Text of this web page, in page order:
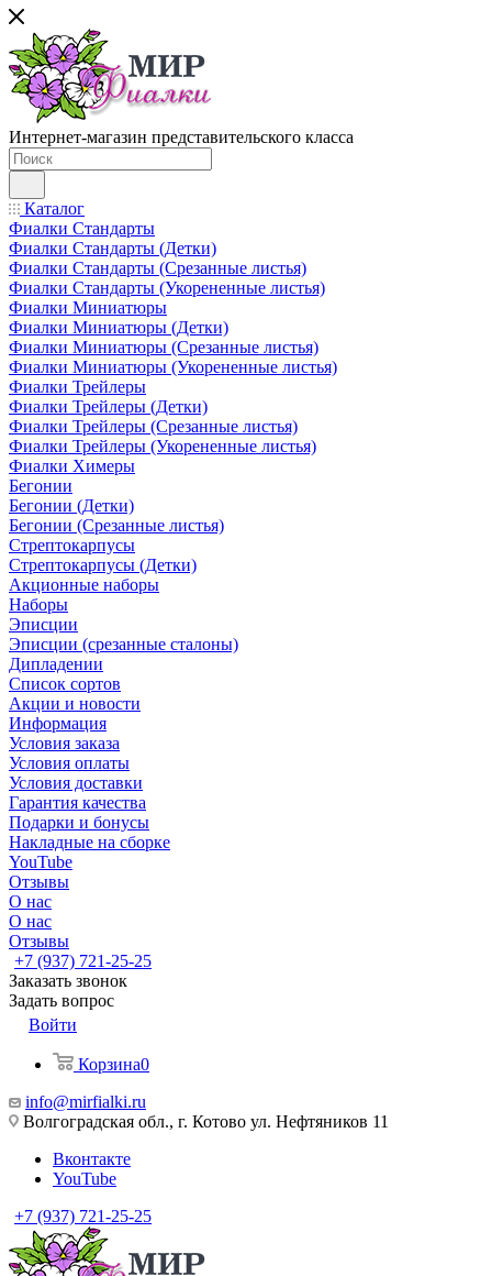
Интернет-магазин представительского класса
Каталог
Фиалки Стандарты
Фиалки Стандарты (Детки)
Фиалки Стандарты (Срезанные листья)
Фиалки Стандарты (Укорененные листья)
Фиалки Миниатюры
Фиалки Миниатюры (Детки)
Фиалки Миниатюры (Срезанные листья)
Фиалки Миниатюры (Укорененные листья)
Фиалки Трейлеры
Фиалки Трейлеры (Детки)
Фиалки Трейлеры (Срезанные листья)
Фиалки Трейлеры (Укорененные листья)
Фиалки Химеры
Бегонии
Бегонии (Детки)
Бегонии (Срезанные листья)
Стрептокарпусы
Стрептокарпусы (Детки)
Акционные наборы
Наборы
Эписции
Эписции (срезанные сталоны)
Дипладении
Список сортов
Акции и новости
Информация
Условия заказа
Условия оплаты
Условия доставки
Гарантия качества
Подарки и бонусы
Накладные на сборке
YouTube
Отзывы
О нас
О нас
Отзывы
+7 (937) 721-25-25
Заказать звонок
Задать вопрос
Войти
Корзина0
info@mirfialki.ru
Волгоградская обл., г. Котово ул. Нефтяников 11
Вконтакте
YouTube
+7 (937) 721-25-25